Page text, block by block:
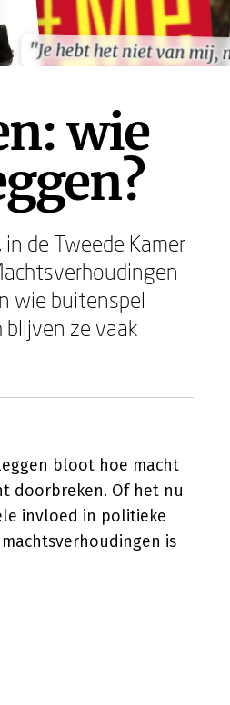
"Je hebt het niet van mij,
"Je hebt het niet van mij,
wie
de Tweede Kamer
wie buitenspel
ze vaak
bloot hoe macht
doorbreken. Of het nu
invloed in politieke
is